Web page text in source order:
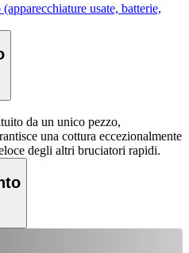
usate, batterie,
da un unico pezzo,
una cottura eccezionalmente
degli altri bruciatori rapidi.